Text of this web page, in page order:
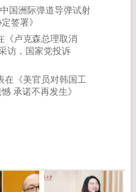
中国洲际弹道导弹试射
签署》
《卢克森总理取消
访，国家党投诉
在《美官员对韩国工
承诺不再发生》